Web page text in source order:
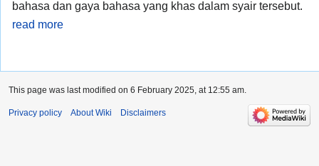
bahasa dan gaya bahasa yang khas dalam syair tersebut.
read more
This page was last modified on 6 February 2025, at 12:55 am.
Privacy policy About Wiki Disclaimers